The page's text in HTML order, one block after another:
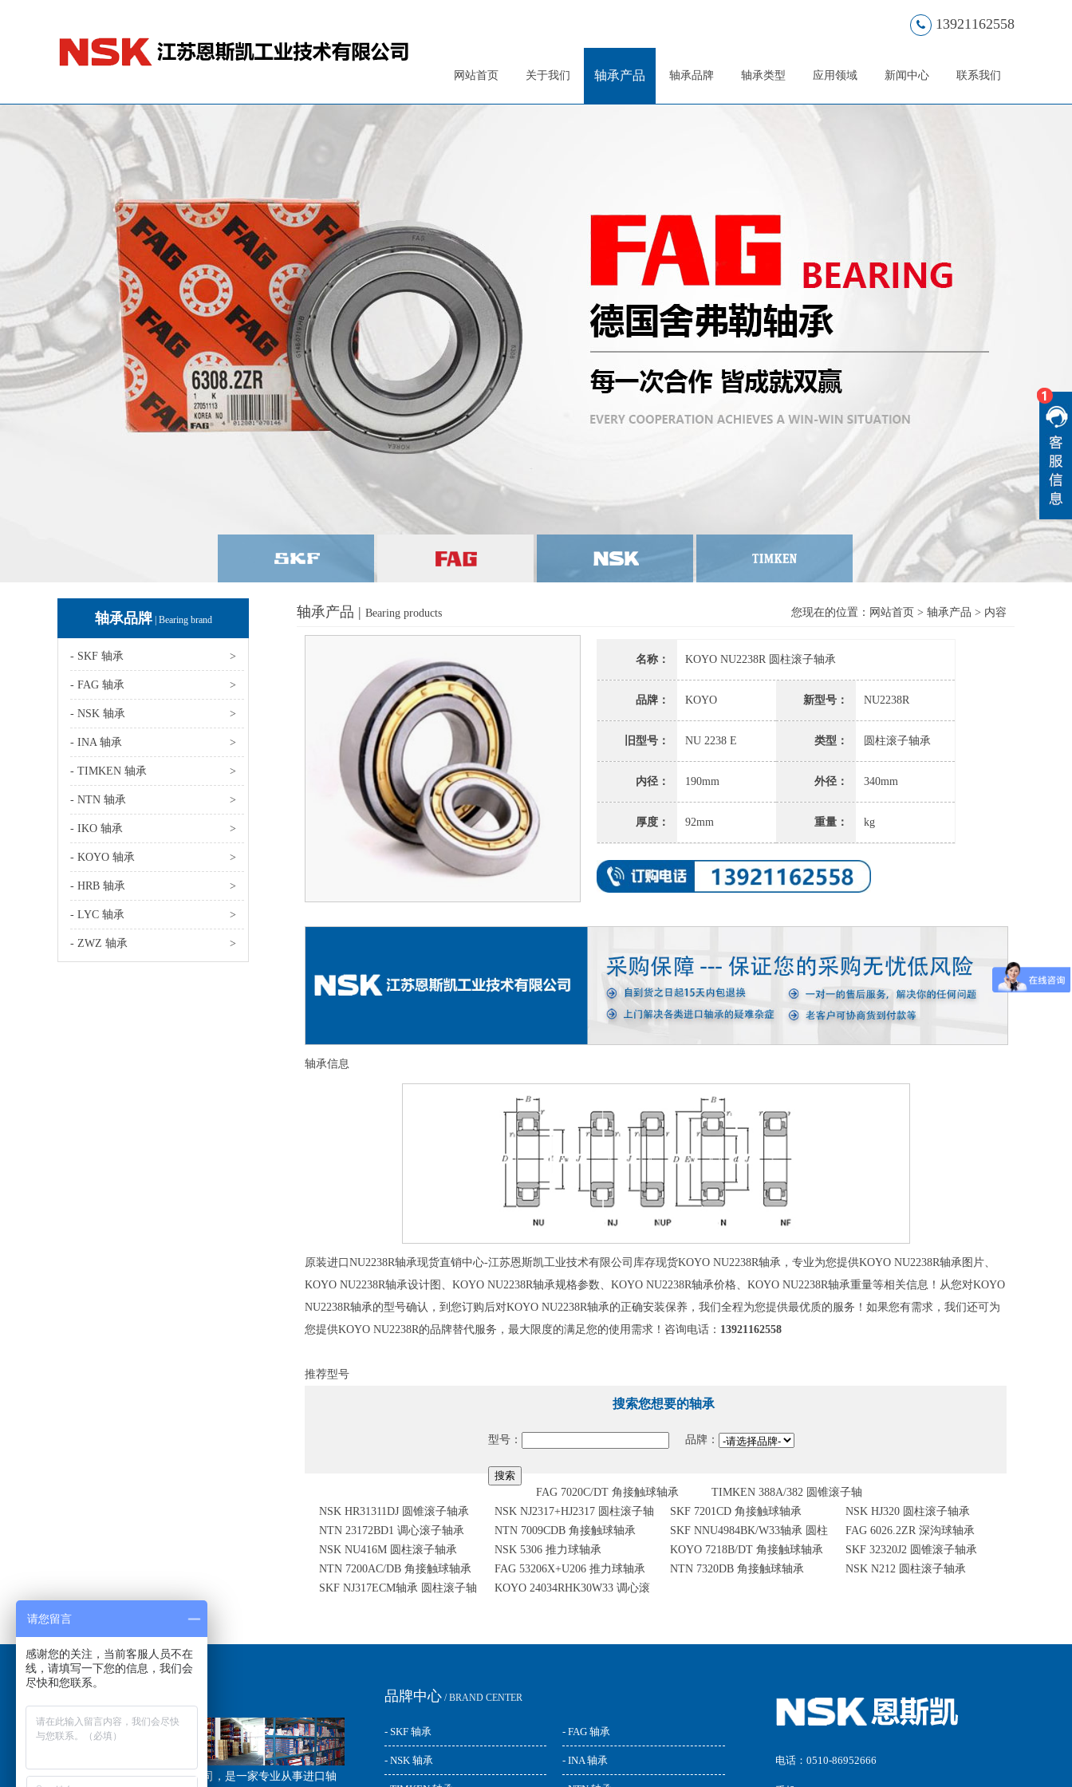
13921162558
网站首页 关于我们 轴承产品 轴承品牌 轴承类型 应用领域 新闻中心 联系我们
轴承品牌| Bearing brand
- SKF 轴承 >
- FAG 轴承 >
- NSK 轴承 >
- INA 轴承 >
- TIMKEN 轴承 >
- NTN 轴承 >
- IKO 轴承 >
- KOYO 轴承 >
- HRB 轴承 >
- LYC 轴承 >
- ZWZ 轴承 >
轴承产品 | Bearing products 您现在的位置： 网站首页 > 轴承产品 > 内容
名称： KOYO NU2238R 圆柱滚子轴承
品牌： KOYO 新型号： NU2238R
旧型号： NU 2238 E 类型： 圆柱滚子轴承
内径： 190mm 外径： 340mm
厚度： 92mm 重量： kg
轴承信息
原装进口NU2238R轴承现货直销中心-江苏恩斯凯工业技术有限公司库存现货KOYO NU2238R轴承，专业为您提供KOYO NU2238R轴承图片、
KOYO NU2238R轴承设计图、KOYO NU2238R轴承规格参数、KOYO NU2238R轴承价格、KOYO NU2238R轴承重量等相关信息！从您对KOYO
NU2238R轴承的型号确认，到您订购后对KOYO NU2238R轴承的正确安装保养，我们全程为您提供最优质的服务！如果您有需求，我们还可为
您提供KOYO NU2238R的品牌替代服务，最大限度的满足您的使用需求！咨询电话： 13921162558
推荐型号
搜索您想要的轴承
型号： 品牌：
FAG 7020C/DT 角接触球轴承
TIMKEN 388A/382 圆锥滚子轴
承
NSK HR31311DJ 圆锥滚子轴承
NSK NJ2317+HJ2317 圆柱滚子轴
承
SKF 7201CD 角接触球轴承
NSK HJ320 圆柱滚子轴承
NTN 23172BD1 调心滚子轴承
NTN 7009CDB 角接触球轴承
SKF NNU4984BK/W33轴承 圆柱
滚子轴承
FAG 6026.2ZR 深沟球轴承
NSK NU416M 圆柱滚子轴承
NSK 5306 推力球轴承 KOYO 7218B/DT 角接触球轴承
SKF 32320J2 圆锥滚子轴承
NTN 7200AC/DB 角接触球轴承
FAG 53206X+U206 推力球轴承 NTN 7320DB 角接触球轴承
NSK N212 圆柱滚子轴承
SKF NJ317ECM轴承 圆柱滚子轴
KOYO 24034RHK30W33 调心滚
江苏恩斯凯工业技术有限公司，是一家专业从事进口轴
品牌中心 / BRAND CENTER
- SKF 轴承 - FAG 轴承
- NSK 轴承 - INA 轴承 电话：0510-86952666
请您留言
感谢您的关注，当前客服人员不在
线，请填写一下您的信息，我们会
尽快和您联系。